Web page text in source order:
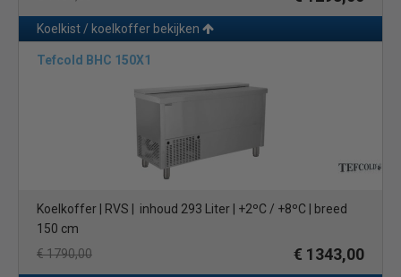
Koelkist / koelkoffer bekijken
Tefcold BHC 150X1
Koelkoffer | RVS | inhoud 293 Liter | +2ºC / +8ºC | breed
150 cm
€ 1790,00
€ 1343,00